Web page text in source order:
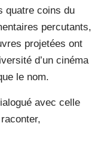
quatre coins du
percutants,
projetées ont
d’un cinéma
le nom.
avec celle